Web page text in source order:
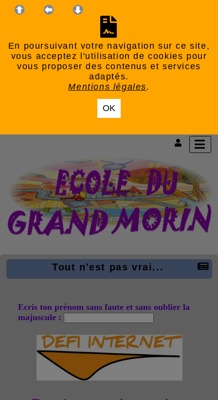
En poursuivant votre navigation sur ce site,
vous acceptez l'utilisation de cookies pour
vous proposer des contenus et services
adaptés.
Mentions légales.
OK
Tout n'est pas vrai...